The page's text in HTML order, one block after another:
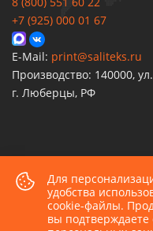
+7 (925) 000 01 67
E-Mail: print@saliteks.ru
Производство: 140000,
г. Люберцы, РФ
2026 ©
Политика
Для
удобства
cookie-файлы.
вы подтверждаете